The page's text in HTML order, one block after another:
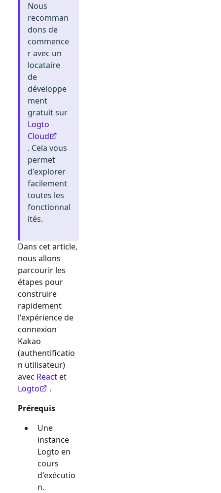
Nous
recomman
dons de
commence
r avec un
locataire
de
développe
ment
gratuit sur
Logto
Cloud
. Cela vous
permet
d'explorer
facilement
toutes les
fonctionnal
ités.
Dans cet article,
nous allons
parcourir les
étapes pour
construire
rapidement
l'expérience de
connexion
Kakao
(authentificatio
n utilisateur)
avec Reactet
Logto
.
Prérequis
Une
instance
Logto en
cours
d'exécutio
n.